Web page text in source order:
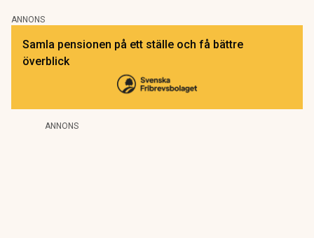
ANNONS
Samla pensionen på ett ställe och få bättre
överblick
ANNONS